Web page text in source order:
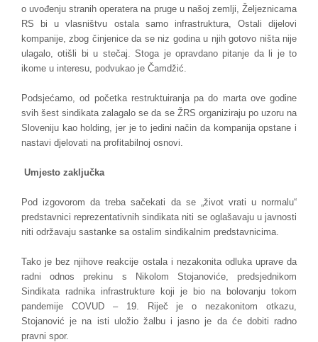
o uvođenju stranih operatera na pruge u našoj zemlji, Željeznicama
RS bi u vlasništvu ostala samo infrastruktura, Ostali dijelovi
kompanije, zbog činjenice da se niz godina u njih gotovo ništa nije
ulagalo, otišli bi u stečaj. Stoga je opravdano pitanje da li je to
ikome u interesu, podvukao je Čamdžić.
Podsjećamo, od početka restruktuiranja pa do marta ove godine
svih šest sindikata zalagalo se da se ŽRS organiziraju po uzoru na
Sloveniju kao holding, jer je to jedini način da kompanija opstane i
nastavi djelovati na profitabilnoj osnovi.
Umjesto zaključka
Pod izgovorom da treba sačekati da se „život vrati u normalu“
predstavnici reprezentativnih sindikata niti se oglašavaju u javnosti
niti održavaju sastanke sa ostalim sindikalnim predstavnicima.
Tako je bez njihove reakcije ostala i nezakonita odluka uprave da
radni odnos prekinu s Nikolom Stojanoviće, predsjednikom
Sindikata radnika infrastrukture koji je bio na bolovanju tokom
pandemije COVUD – 19. Riječ je o nezakonitom otkazu,
Stojanović je na isti uložio žalbu i jasno je da će dobiti radno
pravni spor.